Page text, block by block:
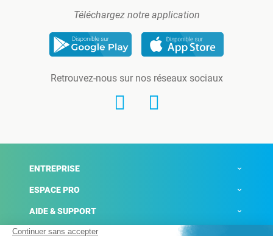
Téléchargez notre application
Retrouvez-nous sur nos réseaux sociaux
ENTREPRISE
ESPACE PRO
AIDE & SUPPORT
ACTUALITÉS